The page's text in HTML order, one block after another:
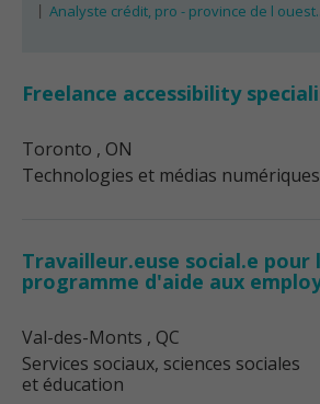
Analyste crédit, pro - province de l
Freelance accessibility
Toronto , ON
Technologies et médias numériques
Travailleur.euse social.e pour
programme d'aide aux
Val-des-Monts , QC
Services sociaux, sciences sociales
et éducation